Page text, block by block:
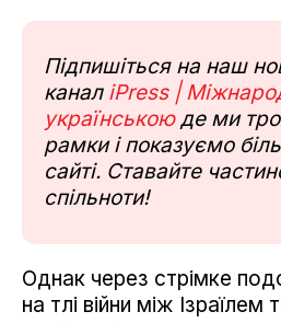
Підпишіться на наш
канал iPress |
українськоюде ми
рамки і показуємо
сайті. Ставайте
спільноти!
Однак через стрімке
на тлі війни між